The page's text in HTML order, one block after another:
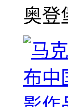
奥登